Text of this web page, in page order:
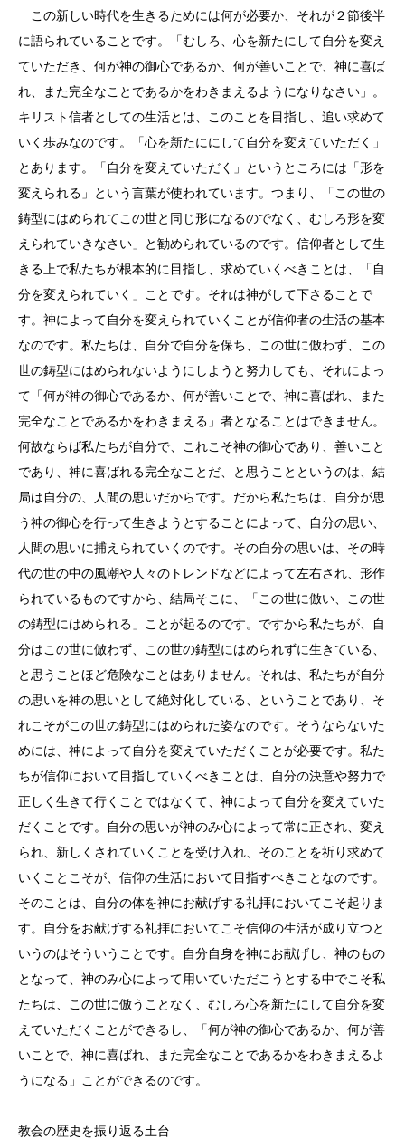
この新しい時代を生きるためには何が必要か、それが２節後半
に語られていることです。「むしろ、心を新たにして自分を変え
ていただき、何が神の御心であるか、何が善いことで、神に喜ば
れ、また完全なことであるかをわきまえるようになりなさい」。
キリスト信者としての生活とは、このことを目指し、追い求めて
いく歩みなのです。「心を新たににして自分を変えていただく」
とあります。「自分を変えていただく」というところには「形を
変えられる」という言葉が使われています。つまり、「この世の
鋳型にはめられてこの世と同じ形になるのでなく、むしろ形を変
えられていきなさい」と勧められているのです。信仰者として生
きる上で私たちが根本的に目指し、求めていくべきことは、「自
分を変えられていく」ことです。それは神がして下さることで
す。神によって自分を変えられていくことが信仰者の生活の基本
なのです。私たちは、自分で自分を保ち、この世に倣わず、この
世の鋳型にはめられないようにしようと努力しても、それによっ
て「何が神の御心であるか、何が善いことで、神に喜ばれ、また
完全なことであるかをわきまえる」者となることはできません。
何故ならば私たちが自分で、これこそ神の御心であり、善いこと
であり、神に喜ばれる完全なことだ、と思うことというのは、結
局は自分の、人間の思いだからです。だから私たちは、自分が思
う神の御心を行って生きようとすることによって、自分の思い、
人間の思いに捕えられていくのです。その自分の思いは、その時
代の世の中の風潮や人々のトレンドなどによって左右され、形作
られているものですから、結局そこに、「この世に倣い、この世
の鋳型にはめられる」ことが起るのです。ですから私たちが、自
分はこの世に倣わず、この世の鋳型にはめられずに生きている、
と思うことほど危険なことはありません。それは、私たちが自分
の思いを神の思いとして絶対化している、ということであり、そ
れこそがこの世の鋳型にはめられた姿なのです。そうならないた
めには、神によって自分を変えていただくことが必要です。私た
ちが信仰において目指していくべきことは、自分の決意や努力で
正しく生きて行くことではなくて、神によって自分を変えていた
だくことです。自分の思いが神のみ心によって常に正され、変え
られ、新しくされていくことを受け入れ、そのことを祈り求めて
いくことこそが、信仰の生活において目指すべきことなのです。
そのことは、自分の体を神にお献げする礼拝においてこそ起りま
す。自分をお献げする礼拝においてこそ信仰の生活が成り立つと
いうのはそういうことです。自分自身を神にお献げし、神のもの
となって、神のみ心によって用いていただこうとする中でこそ私
たちは、この世に倣うことなく、むしろ心を新たにして自分を変
えていただくことができるし、「何が神の御心であるか、何が善
いことで、神に喜ばれ、また完全なことであるかをわきまえるよ
うになる」ことができるのです。
教会の歴史を振り返る土台